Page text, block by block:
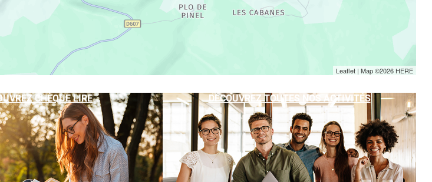
Leaflet | Map ©2026 HERE
CHÈQUE LIRE DÉCOUVREZ TOUTES NOS ACTIVITÉS